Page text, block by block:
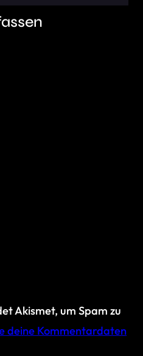
Akismet, um Spam zu
deine Kommentardaten